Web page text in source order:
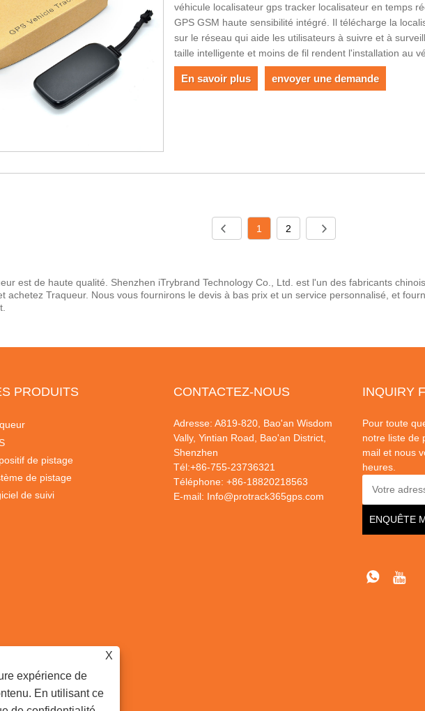
véhicule localisateur gps tracker localisateur en temps
GPS GSM haute sensibilité intégré. Il télécharge la
sur le réseau qui aide les utilisateurs à suivre et à
taille intelligente et moins de fil rendent l'installation au
En savoir plus envoyer une demande
1 2
est de haute qualité. Shenzhen iTrybrand Technology Co., Ltd. est l'un des fabricants
achetez Traqueur. Nous vous fournirons le devis à bas prix et un service personnalisé, et
PRODUITS
de pistage
de pistage
de suivi
CONTACTEZ-NOUS
Adresse: A819-820, Bao'an Wisdom
Vally, Yintian Road, Bao'an District,
Shenzhen
Tél:+86-755-23736321
Téléphone: +86-18820218563
E-mail: Info@protrack365gps.com
INQUIRY
Pour toute
notre liste de
mail et nous
heures.
X
expérience de
En utilisant ce